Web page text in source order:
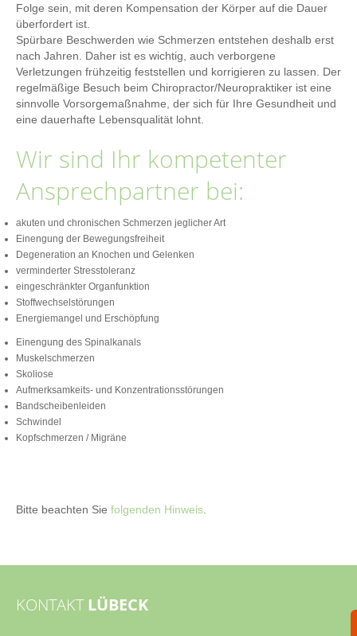
Folge sein, mit deren Kompensation der Körper auf die Dauer
überfordert ist.
Spürbare Beschwerden wie Schmerzen entstehen deshalb erst
nach Jahren. Daher ist es wichtig, auch verborgene
Verletzungen frühzeitig feststellen und korrigieren zu lassen. Der
regelmäßige Besuch beim Chiropractor/Neuropraktiker ist eine
sinnvolle Vorsorgemaßnahme, der sich für Ihre Gesundheit und
eine dauerhafte Lebensqualität lohnt.
Wir sind Ihr kompetenter
Ansprechpartner bei:
akuten und chronischen Schmerzen jeglicher Art
Einengung der Bewegungsfreiheit
Degeneration an Knochen und Gelenken
verminderter Stresstoleranz
eingeschränkter Organfunktion
Stoffwechselstörungen
Energiemangel und Erschöpfung
Einengung des Spinalkanals
Muskelschmerzen
Skoliose
Aufmerksamkeits- und Konzentrationsstörungen
Bandscheibenleiden
Schwindel
Kopfschmerzen / Migräne
Bitte beachten Sie folgenden Hinweis
KONTAKT LÜBECK